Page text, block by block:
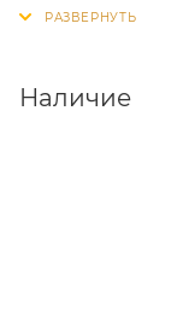
Наличие